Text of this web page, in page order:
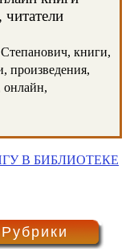
книги,
произведения,
онлайн,
В БИБЛИОТЕКЕ
Рубрики